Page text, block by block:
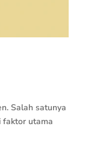
Salah satunya
faktor utama